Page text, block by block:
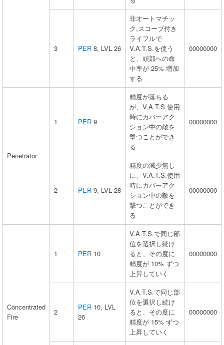
3 PER 8, LVL 26
非オートマチッ
ク,スコープ付き
ライフルで
V.A.T.S.を使う
と、頭部への命
中率が 25% 増加
する
00000000
Penetrator
1 PER 9
精度が落ちる
が、V.A.T.S.使用
時にカバーアク
ション中の敵を
撃つことができ
る
00000000
2 PER 9, LVL 28
精度の減少無し
に、V.A.T.S.使用
時にカバーアク
ション中の敵を
撃つことができ
る
00000000
Concentrated
Fire
1 PER 10
V.A.T.S.で同じ部
位を選択し続け
ると、その度に
精度が 10% ずつ
上昇していく
00000000
2
PER 10, LVL
26
V.A.T.S.で同じ部
位を選択し続け
ると、その度に
精度が 15% ずつ
上昇していく
00000000